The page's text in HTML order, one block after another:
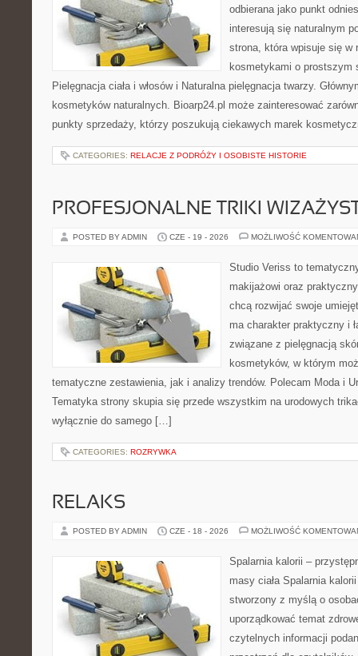
odbierana jako punkt
interesują się naturalnym
strona, która wpisuje się w
kosmetykami o prostszym
Pielęgnacja ciała i włosów i Naturalna pielęgnacja twarzy.
kosmetyków naturalnych. Bioarp24.pl może zainteresować
punkty sprzedaży, którzy poszukują ciekawych marek
CATEGORIES: RELACJE Z PODRÓŻY I OSOBISTE HISTORIE
PROFESJONALNE TRIKI
POSTED BY ADMIN CZE - 19 - 2026 MOŻLIWOŚĆ
Studio Veriss to
makijażowi oraz
chcą rozwijać swoje
ma charakter praktyczny i
związane z pielęgnacją
kosmetyków, w którym
tematyczne zestawienia, jak i analizy trendów. Polecam Moda i
Tematyka strony skupia się przede wszystkim na urodowych
wyłącznie do samego […]
CATEGORIES: ROZRYWKA
RELAKS
POSTED BY ADMIN CZE - 18 - 2026 MOŻLIWOŚĆ
Spalarnia kalorii –
masy ciała Spalarnia
stworzony z myślą o
uporządkować temat
czytelnych informacji